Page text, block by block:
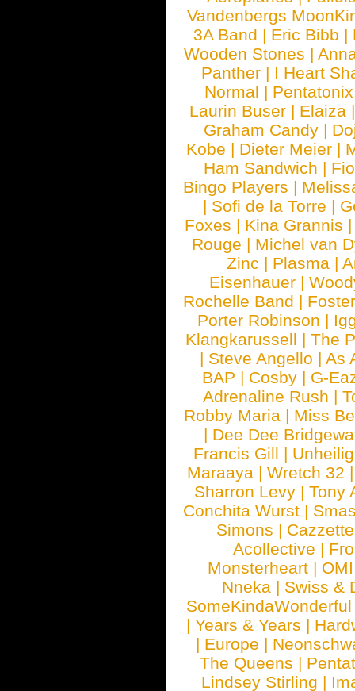
Vandenbergs
3A Band | Eric Bibb |
Wooden Stones |
Panther | I Heart
Normal | Pentatonix
Laurin Buser | Elaiza
Graham Candy |
Kobe | Dieter Meier |
Ham Sandwich |
Bingo Players |
| Sofi de la Torre |
Foxes | Kina Grannis
Rouge | Michel van
Zinc | Plasma |
Eisenhauer |
Rochelle Band |
Porter Robinson |
Klangkarussell |The
| Steve Angello |As
BAP | Cosby | G-
Adrenaline Rush |
Robby Maria | Miss
| Dee Dee
Francis Gill | Unheilig
Maraaya | Wretch 32
Sharron Levy |Tony
Conchita Wurst |
Simons | Cazzette
Acollective |
Monsterheart | OMI
Nneka | Swiss &
SomeKindaWonderful
| Years & Years |
| Europe |
The Queens |
Lindsey Stirling |